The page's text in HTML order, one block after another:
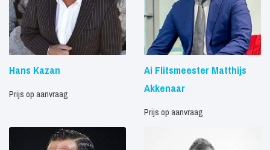
Hans Kazan
Prijs op aanvraag
Ai Flitsmeester Matthijs
Akkenaar
Prijs op aanvraag